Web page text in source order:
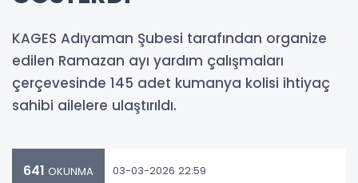
KAGES Adıyaman Şubesi tarafından organize
edilen Ramazan ayı yardım çalışmaları
çerçevesinde 145 adet kumanya kolisi ihtiyaç
sahibi ailelere ulaştırıldı.
641 OKUNMA 03-03-2026 22:59